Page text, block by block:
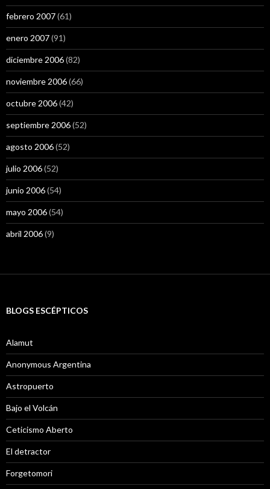
febrero 2007(61)
enero 2007(91)
diciembre 2006(82)
noviembre 2006(66)
octubre 2006(42)
septiembre 2006(52)
agosto 2006(52)
julio 2006(52)
junio 2006(54)
mayo 2006(54)
abril 2006(9)
BLOGS ESCÉPTICOS
Alamut
Anonymous Argentina
Astropuerto
Bajo el Volcán
Ceticismo Aberto
El detractor
Forgetomori